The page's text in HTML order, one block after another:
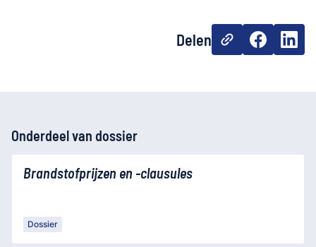
Delen
Onderdeel van dossier
Brandstofprijzen en -clausules
Dossier